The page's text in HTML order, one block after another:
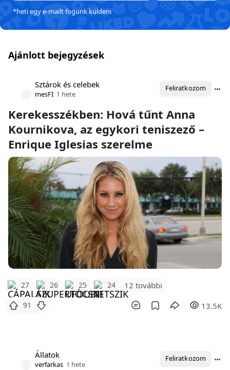
*heti egy e-mailt fogunk küldeni
Ajánlott bejegyzések
Sztárok és celebek
mesFI 1 hete
Feliratkozom
Kerekesszékben: Hová tűnt Anna
Kournikova, az egykori teniszező –
Enrique Iglesias szerelme
27 26 25 24 12 további
91 13.5K
Állatok
verfarkas 1 hete
Feliratkozom